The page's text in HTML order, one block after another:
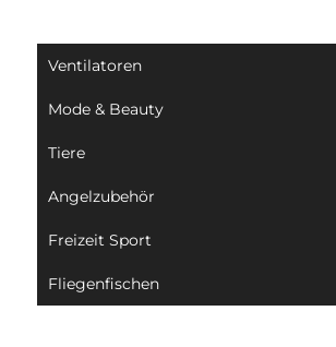
Ventilatoren
Mode & Beauty
Tiere
Angelzubehör
Freizeit Sport
Fliegenfischen